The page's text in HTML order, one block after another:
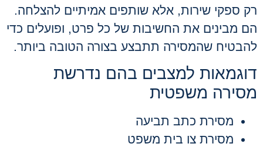
רק ספקי שירות, אלא שותפים אמיתיים להצלחה.
הם מבינים את החשיבות של כל פרט, ופועלים כדי
להבטיח שהמסירה תתבצע בצורה הטובה ביותר.
דוגמאות למצבים בהם נדרשת
מסירה משפטית
מסירת כתב תביעה
מסירת צו בית משפט